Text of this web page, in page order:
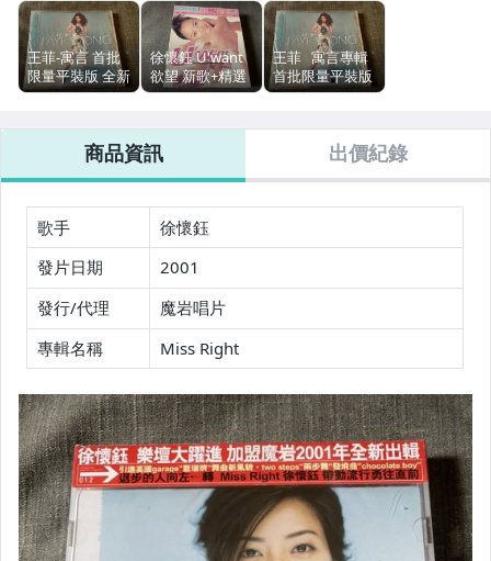
嬰幼兒與孕婦
汽機車精品百貨
玩具、模型與公仔
男性精品與服飾
女裝與服飾配件
偶像、球員卡與郵幣
手錶與飾品配件
女包精品與女鞋
家電與影音視聽
美食與地方特產
王菲-寓言 首批
限量平裝版 全新
(未拆封)/已絕版
如圖所示 值得珍
徐懷鈺 U'want
欲望 新歌+精選
首批限量版 2CD
絕版) 特價:3500
元 CD如圖所示
王菲 寓言專輯
首批限量平裝版
本 台灣發行 台
未拆封/已絕版
專輯 特價:1200
商品資訊 出價紀錄
歌手
徐懷鈺
發片日期
2001
發行/代理
魔岩唱片
專輯名稱
Miss Right